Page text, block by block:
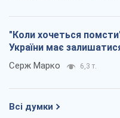
"Коли хочеться
України має
Серж Марко 6,3 т.
Всі думки